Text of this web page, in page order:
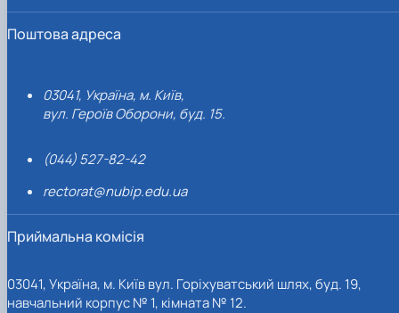
Поштова адреса
03041, Україна, м. Київ,
вул. Героїв Оборони, буд. 15.
(044) 527-82-42
rectorat@nubip.edu.ua
Приймальна комісія
03041, Україна, м. Київ вул. Горіхуватський шлях, буд. 19,
навчальний корпус № 1, кімната № 12.